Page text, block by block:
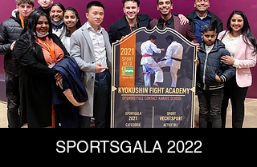
SPORTSGALA 2022